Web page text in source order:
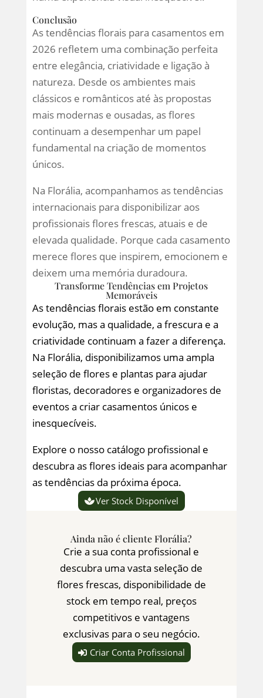
Conclusão
As tendências florais para casamentos em
2026 refletem uma combinação perfeita
entre elegância, criatividade e ligação à
natureza. Desde os ambientes mais
clássicos e românticos até às propostas
mais modernas e ousadas, as flores
continuam a desempenhar um papel
fundamental na criação de momentos
únicos.
Na Florália, acompanhamos as tendências
internacionais para disponibilizar aos
profissionais flores frescas, atuais e de
elevada qualidade. Porque cada casamento
merece flores que inspirem, emocionem e
deixem uma memória duradoura.
Transforme Tendências em Projetos
Memoráveis
As tendências florais estão em constante
evolução, mas a qualidade, a frescura e a
criatividade continuam a fazer a diferença.
Na Florália, disponibilizamos uma ampla
seleção de flores e plantas para ajudar
floristas, decoradores e organizadores de
eventos a criar casamentos únicos e
inesquecíveis.
Explore o nosso catálogo profissional e
descubra as flores ideais para acompanhar
as tendências da próxima época.
Ver Stock Disponível
Ainda não é cliente Florália?
Crie a sua conta profissional e
descubra uma vasta seleção de
flores frescas, disponibilidade de
stock em tempo real, preços
competitivos e vantagens
exclusivas para o seu negócio.
Criar Conta Profissional